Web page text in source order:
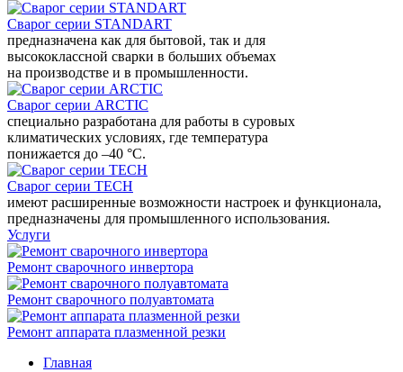
Сварог серии STANDART
предназначена как для бытовой, так и для
высококлассной сварки в больших объемах
на производстве и в промышленности.
Сварог серии ARCTIC
специально разработана для работы в суровых
климатических условиях, где температура
понижается до –40 °С.
Сварог серии TECH
имеют расширенные возможности настроек и функционала,
предназначены для промышленного использования.
Услуги
Ремонт сварочного инвертора
Ремонт сварочного полуавтомата
Ремонт аппарата плазменной резки
Главная